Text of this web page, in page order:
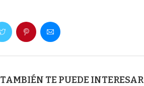
TAMBIÉN TE PUEDE INTERESAR